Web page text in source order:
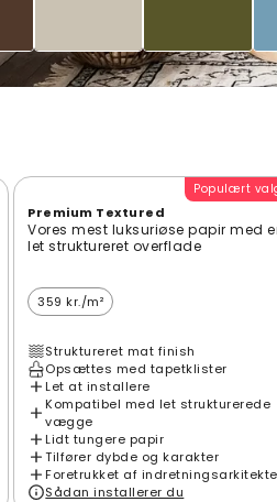
Populært
Premium Textured
Vores mest luksuriøse papir med
let struktureret overflade
359 kr./m²
Struktureret mat finish
Opsættes med tapetklister
Let at installere
Kompatibel med let strukturerede
vægge
Lidt tungere papir
Tilfører dybde og karakter
Foretrukket af
Sådan installerer du